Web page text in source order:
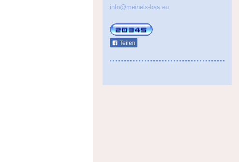
info@meinels-bas.eu
Teilen